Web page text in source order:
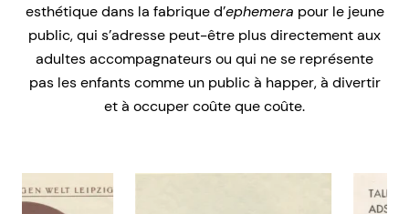
esthétique dans la fabrique d’ephemera pour le jeune
public, qui s’adresse peut-être plus directement aux
adultes accompagnateurs ou qui ne se représente
pas les enfants comme un public à happer, à divertir
et à occuper coûte que coûte.